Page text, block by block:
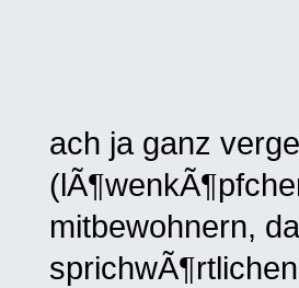
ach ja ganz
mitbewohnern,